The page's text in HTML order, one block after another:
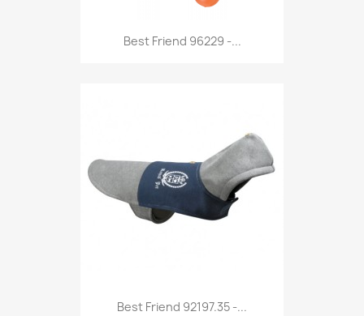
Anteprima
Best Friend 96229 -...
Anteprima
Best Friend 92197.35 -...